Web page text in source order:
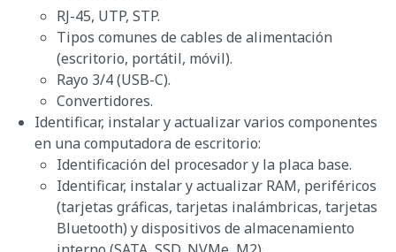
RJ-45, UTP, STP.
Tipos comunes de cables de alimentación
(escritorio, portátil, móvil).
Rayo 3/4 (USB-C).
Convertidores.
Identificar, instalar y actualizar varios componentes
en una computadora de escritorio:
Identificación del procesador y la placa base.
Identificar, instalar y actualizar RAM, periféricos
(tarjetas gráficas, tarjetas inalámbricas, tarjetas
Bluetooth) y dispositivos de almacenamiento